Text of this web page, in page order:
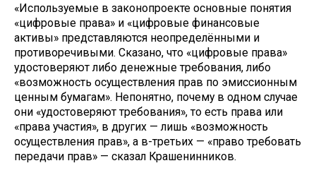
«Используемые в законопроекте основные понятия
«цифровые права» и «цифровые финансовые
активы» представляются неопределёнными и
противоречивыми. Сказано, что «цифровые права»
удостоверяют либо денежные требования, либо
«возможность осуществления прав по эмиссионным
ценным бумагам». Непонятно, почему в одном случае
они «удостоверяют требования», то есть права или
«права участия», в других — лишь «возможность
осуществления прав», а в-третьих — «право требовать
передачи прав» — сказал Крашенинников.